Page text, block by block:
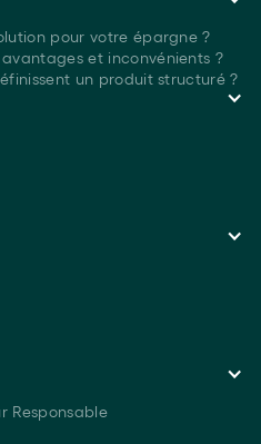
pour votre épargne ?
et inconvénients ?
un produit structuré ?
Responsable